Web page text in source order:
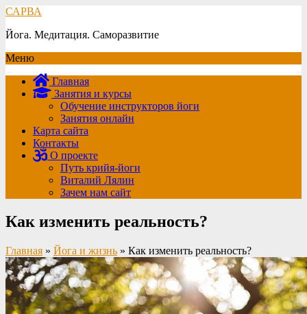
САРВА
Йога. Медитация. Саморазвитие
Меню
Главная
Занятия и курсы
Обучение инструкторов йоги
Занятия онлайн
Карта сайта
Контакты
О проекте
Путь крийя-йоги
Виталий Лялин
Зачем нам сайт
Как изменить реальность?
Главная » Йога и жизнь » Как изменить реальность?